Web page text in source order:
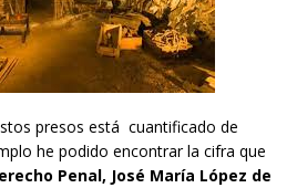
presos está cuantificado de
he podido encontrar la cifra que
Penal, José María López de